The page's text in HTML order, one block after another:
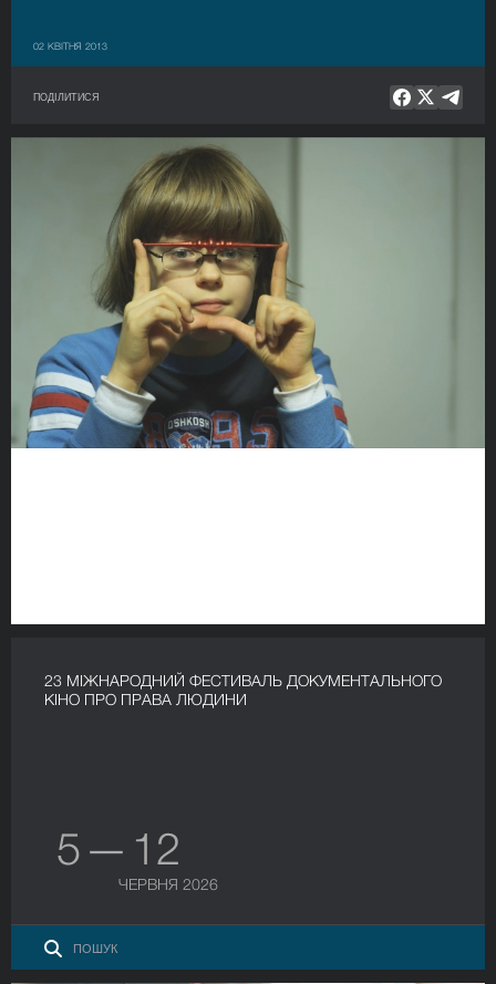
02 КВІТНЯ 2013
ПОДІЛИТИСЯ
23 МІЖНАРОДНИЙ ФЕСТИВАЛЬ ДОКУМЕНТАЛЬНОГО
КІНО ПРО ПРАВА ЛЮДИНИ
5 — 12
ЧЕРВНЯ 2026